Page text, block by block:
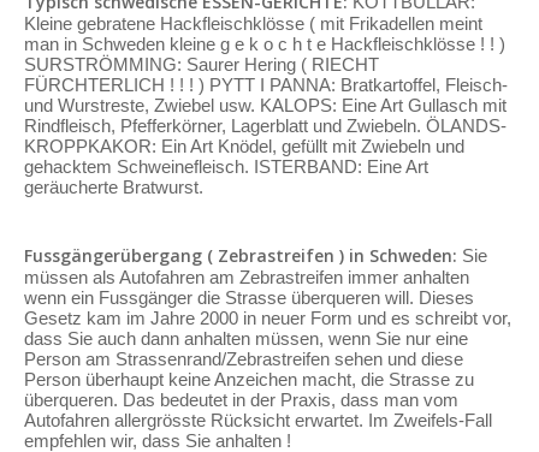
Kleine gebratene Hackfleischklösse ( mit Frikadellen meint
man in Schweden kleine g e k o c h t e Hackfleischklösse ! ! )
SURSTRÖMMING: Saurer Hering ( RIECHT
FÜRCHTERLICH ! ! ! ) PYTT I PANNA: Bratkartoffel, Fleisch-
und Wurstreste, Zwiebel usw. KALOPS: Eine Art Gullasch mit
Rindfleisch, Pfefferkörner, Lagerblatt und Zwiebeln. ÖLANDS-
KROPPKAKOR: Ein Art Knödel, gefüllt mit Zwiebeln und
gehacktem Schweinefleisch. ISTERBAND: Eine Art
geräucherte Bratwurst.
Fussgängerübergang ( Zebrastreifen ) in Schweden: Sie
müssen als Autofahren am Zebrastreifen immer anhalten
wenn ein Fussgänger die Strasse überqueren will. Dieses
Gesetz kam im Jahre 2000 in neuer Form und es schreibt vor,
dass Sie auch dann anhalten müssen, wenn Sie nur eine
Person am Strassenrand/Zebrastreifen sehen und diese
Person überhaupt keine Anzeichen macht, die Strasse zu
überqueren. Das bedeutet in der Praxis, dass man vom
Autofahren allergrösste Rücksicht erwartet. Im Zweifels-Fall
empfehlen wir, dass Sie anhalten !